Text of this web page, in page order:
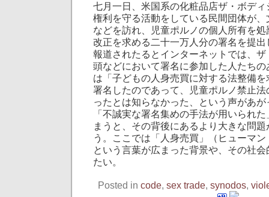
七月一日、米国系の化粧品店ザ・ボデ
権利を守る活動をしている民間団体が
などを訪れ、児童ポルノの個人所有を
改正を求める二十一万人分の署名を提
報道されたるとインターネットでは、
頭などにおいて署名に参加した人たち
は「子どもの人身売買に対する法整備
署名したのであって、児童ポルノ禁止
ったとは知らなかった、という声があ
「不誠実な署名集めの手法が用いられ
まうと、その背後にあるより大きな問
う。ここでは「人身売買」（ヒューマ
という言葉が広まった背景や、その社
たい。
Posted in code, sex trade, synodos,